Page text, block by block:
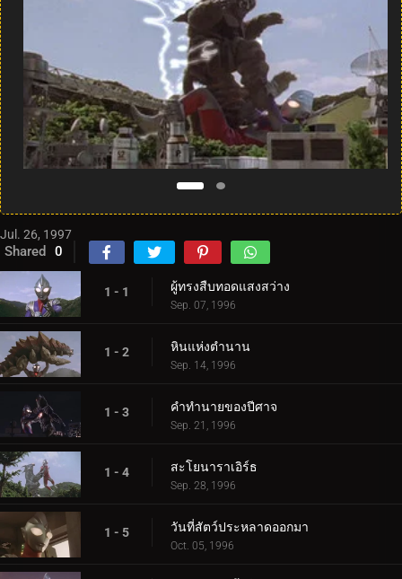
Jul. 26, 1997
Shared 0
1 - 1 ผู้ทรงสืบทอดแสงสว่าง
Sep. 07, 1996
1 - 2 หินแห่งตำนาน
Sep. 14, 1996
1 - 3 คำทำนายของปีศาจ
Sep. 21, 1996
1 - 4 สะโยนาราเอิร์ธ
Sep. 28, 1996
1 - 5 วันที่สัตว์ประหลาดออกมา
Oct. 05, 1996